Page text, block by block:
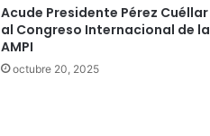
Acude Presidente Pérez Cuéllar
al Congreso Internacional de la
AMPI
octubre 20, 2025